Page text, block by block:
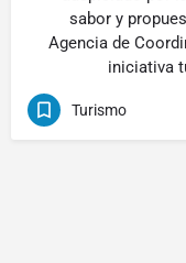
sabor y
Agencia de
iniciativa
Turismo